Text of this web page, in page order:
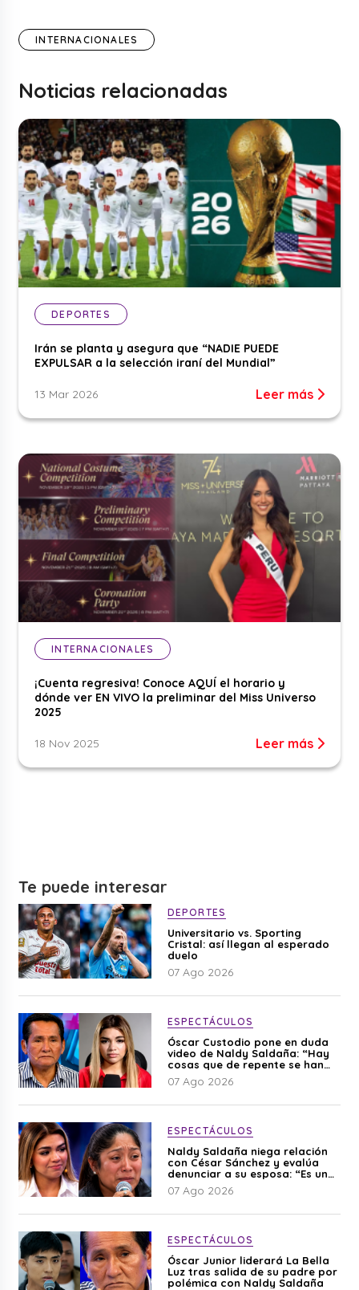
INTERNACIONALES
Noticias relacionadas
DEPORTES
Irán se planta y asegura que “NADIE PUEDE
EXPULSAR a la selección iraní del Mundial”
13 Mar 2026 Leer más
INTERNACIONALES
¡Cuenta regresiva! Conoce AQUÍ el horario y
dónde ver EN VIVO la preliminar del Miss Universo
2025
18 Nov 2025 Leer más
Te puede interesar
DEPORTES
Universitario vs. Sporting
Cristal: así llegan al esperado
duelo
07 Ago 2026
ESPECTÁCULOS
Óscar Custodio pone en duda
video de Naldy Saldaña: “Hay
cosas que de repente se han
editado”
07 Ago 2026
ESPECTÁCULOS
Naldy Saldaña niega relación
con César Sánchez y evalúa
denunciar a su esposa: “Es una
difamación”
07 Ago 2026
ESPECTÁCULOS
Óscar Junior liderará La Bella
Luz tras salida de su padre por
polémica con Naldy Saldaña